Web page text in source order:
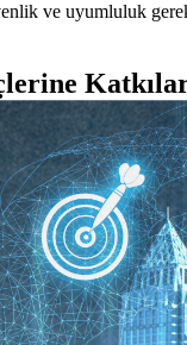
ve uyumluluk